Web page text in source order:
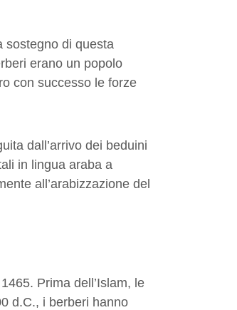
sostegno di questa
erano un popolo
con successo le forze
dall’arrivo dei beduini
in lingua araba a
all’arabizzazione del
Prima dell’Islam, le
d.C., i berberi hanno